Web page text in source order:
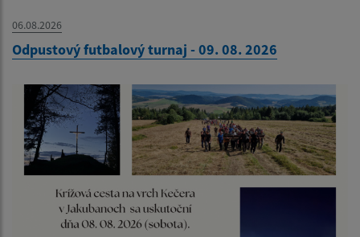
06.08.2026
Odpustový futbalový turnaj - 09. 08. 2026